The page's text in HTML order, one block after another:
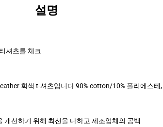
설명
셔츠를 체크
회색 t-셔츠입니다 90% cotton/10% 폴리에스
개선하기 위해 최선을 다하고 제조업체의 공백